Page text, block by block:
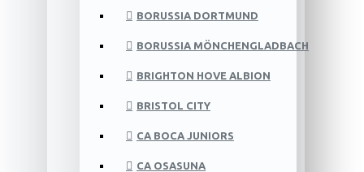
BORUSSIA DORTMUND
BORUSSIA MÖNCHENGLADBACH
BRIGHTON HOVE ALBION
BRISTOL CITY
CA BOCA JUNIORS
CA OSASUNA